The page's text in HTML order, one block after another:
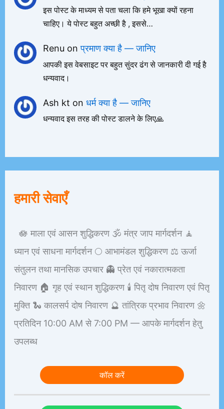
इस पोस्ट के माध्यम से पता चला कि हमे भूखा क्यों रहना
चाहिए। ये पोस्ट बहुत अच्छी है , इससे…
Renu onप्रमाण क्या है — जानिए
आपकी इस वेबसाइट पर बहुत सुंदर ढंग से जानकारी दी गई है
धन्यवाद।
Ash kt onधर्म क्या है — जानिए
धन्यवाद इस तरह की पोस्ट डालने के लिए🙏
हमारी सेवाएँ
🪷 माला एवं आसन शुद्धिकरण 🕉️ मंत्र जाप मार्गदर्शन 🧘
ध्यान एवं साधना मार्गदर्शन 🌕 आभामंडल शुद्धिकरण ⚖️ ऊर्जा
संतुलन तथा मानसिक उपचार 👻 प्रेत एवं नकारात्मकता
निवारण 🏠 गृह एवं स्थान शुद्धिकरण 🕯️ पितृ दोष निवारण एवं पितृ
मुक्ति 🐍 कालसर्प दोष निवारण 🔮 तांत्रिक प्रभाव निवारण 🌼
प्रतिदिन 10:00 AM से 7:00 PM — आपके मार्गदर्शन हेतु
उपलब्ध
कॉल करें